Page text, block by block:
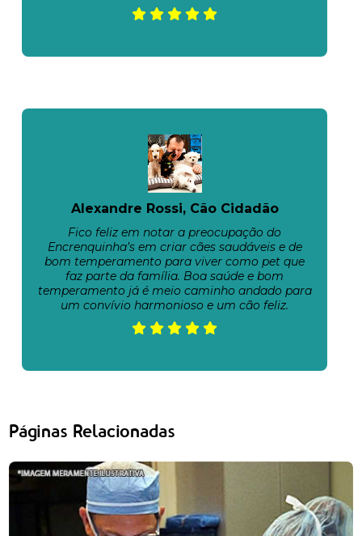
Alexandre Rossi, Cão Cidadão
Fico feliz em notar a preocupação do
Encrenquinha’s em criar cães saudáveis e de
bom temperamento para viver como pet que
faz parte da família. Boa saúde e bom
temperamento já é meio caminho andado para
um convívio harmonioso e um cão feliz.
Páginas Relacionadas